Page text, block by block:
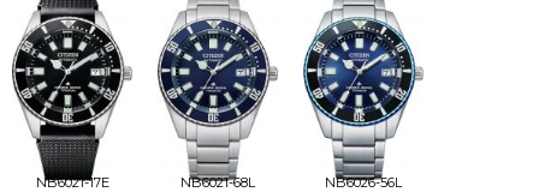
NB6021-17E NB6021-68L NB6026-56L